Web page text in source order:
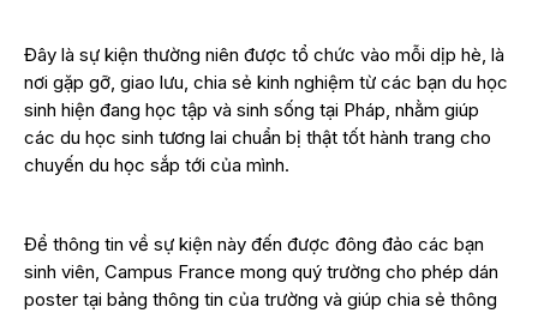
Đây là sự kiện thường niên được tổ chức vào mỗi dịp hè, là
nơi gặp gỡ, giao lưu, chia sẻ kinh nghiệm từ các bạn du học
sinh hiện đang học tập và sinh sống tại Pháp, nhằm giúp
các du học sinh tương lai chuẩn bị thật tốt hành trang cho
chuyến du học sắp tới của mình.
Để thông tin về sự kiện này đến được đông đảo các bạn
sinh viên, Campus France mong quý trường cho phép dán
poster tại bảng thông tin của trường và giúp chia sẻ thông